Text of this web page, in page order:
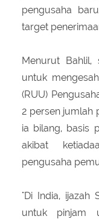
pengusaha
target
Menurut Bahlil,
untuk
(RUU)
2 persen jumlah
ia bilang, basis
akibat
pengusaha
"Di India, ijazah
untuk pinjam